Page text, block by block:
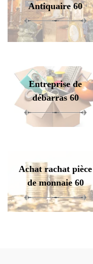
Antiquaire 60
Entreprise de
débarras 60
Achat rachat pièce
de monnaie 60